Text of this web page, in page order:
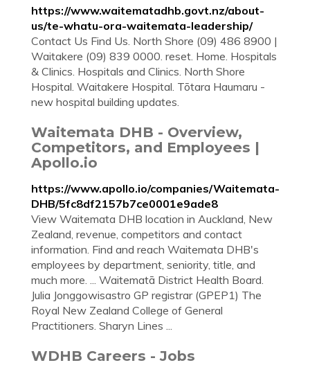
https://www.waitematadhb.govt.nz/about-
us/te-whatu-ora-waitemata-leadership/
Contact Us Find Us. North Shore (09) 486 8900 |
Waitakere (09) 839 0000. reset. Home. Hospitals
& Clinics. Hospitals and Clinics. North Shore
Hospital. Waitakere Hospital. Tōtara Haumaru -
new hospital building updates.
Waitemata DHB - Overview,
Competitors, and Employees |
Apollo.io
https://www.apollo.io/companies/Waitemata-
DHB/5fc8df2157b7ce0001e9ade8
View Waitemata DHB location in Auckland, New
Zealand, revenue, competitors and contact
information. Find and reach Waitemata DHB's
employees by department, seniority, title, and
much more. ... Waitematā District Health Board.
Julia Jonggowisastro GP registrar (GPEP1) The
Royal New Zealand College of General
Practitioners. Sharyn Lines ...
WDHB Careers - Jobs